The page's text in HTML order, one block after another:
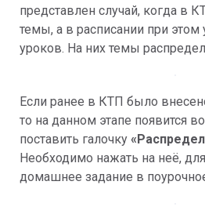
представлен случай, когда в
темы, а в расписании при этом
уроков. На них темы
Если ранее в КТП было
то на данном этапе появится
поставить галочку
Необходимо нажать на неё,
домашнее задание в